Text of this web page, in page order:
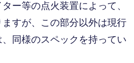
ー等の点火装置によって、
すが、この部分以外は現行
同様のスペックを持ってい